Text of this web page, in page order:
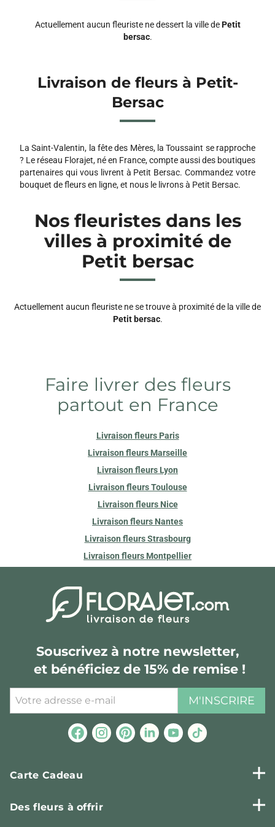
Actuellement aucun fleuriste ne dessert la ville dePetit
bersac.
Livraison de fleurs à Petit-
Bersac
La Saint-Valentin, la fête des Mères, la Toussaint se rapproche
? Le réseau Florajet, né en France, compte aussi des boutiques
partenaires qui vous livrent à Petit Bersac. Commandez votre
bouquet de fleurs en ligne, et nous le livrons à Petit Bersac.
Nos fleuristes dans les
villes à proximité de
Petit bersac
Actuellement aucun fleuriste ne se trouve à proximité de la ville de
Petit bersac.
Faire livrer des fleurs
partout en France
Livraison fleurs Paris
Livraison fleurs Marseille
Livraison fleurs Lyon
Livraison fleurs Toulouse
Livraison fleurs Nice
Livraison fleurs Nantes
Livraison fleurs Strasbourg
Livraison fleurs Montpellier
Souscrivez à notre newsletter,
et bénéficiez de 15% de remise !
M'INSCRIRE
Carte Cadeau
Des fleurs à offrir